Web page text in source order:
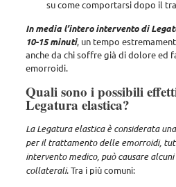
su come comportarsi dopo il
In media l’intero intervento di
10-15 minuti, un tempo
anche da chi soffre già di dolore ed
emorroidi.
Quali sono i possibili
Legatura elastica?
La Legatura elastica è considerata
per il trattamento delle emorroidi,
intervento medico, può causare
collaterali. Tra i più comuni: